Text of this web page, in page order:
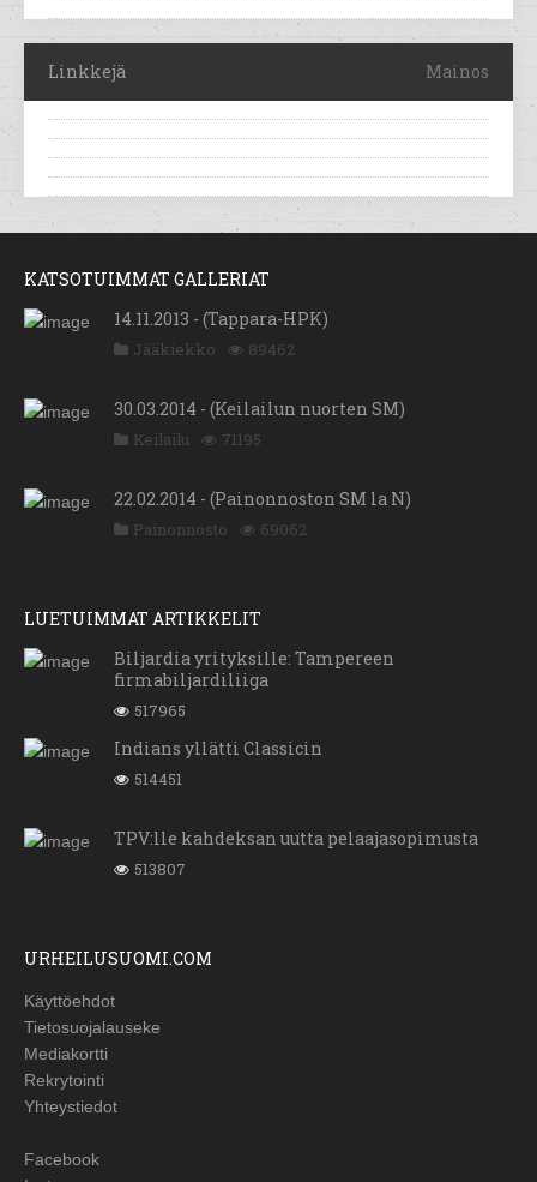
Linkkejä Mainos
KATSOTUIMMAT GALLERIAT
14.11.2013 - (Tappara-HPK)
Jääkiekko 89462
30.03.2014 - (Keilailun nuorten SM)
Keilailu 71195
22.02.2014 - (Painonnoston SM la N)
Painonnosto 69062
LUETUIMMAT ARTIKKELIT
Biljardia yrityksille: Tampereen
firmabiljardiliiga
517965
Indians yllätti Classicin
514451
TPV:lle kahdeksan uutta pelaajasopimusta
513807
URHEILUSUOMI.COM
Käyttöehdot
Tietosuojalauseke
Mediakortti
Rekrytointi
Yhteystiedot
Facebook